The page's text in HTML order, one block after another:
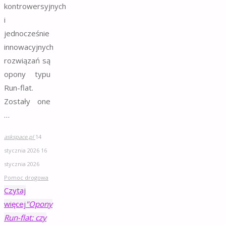
kontrowersyjnych
i
jednocześnie
innowacyjnych
rozwiązań są
opony typu
Run-flat.
Zostały one
…
askspace.pl 14
stycznia 2026 16
stycznia 2026
Pomoc drogowa
Czytaj
więcej "Opony
Run-flat: czy